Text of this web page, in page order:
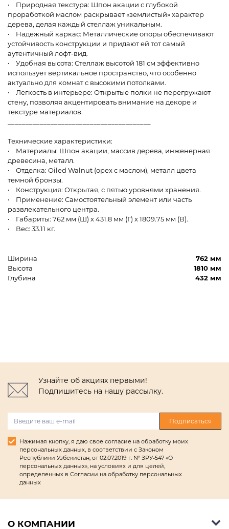
• Природная текстура: Шпон акации с глубокой
проработкой маслом раскрывает «землистый» характер
дерева, делая каждый стеллаж уникальным.
• Надежный каркас: Металлические опоры обеспечивают
устойчивость конструкции и придают ей тот самый
аутентичный лофт-вид.
• Удобная высота: Стеллаж высотой 181 см эффективно
использует вертикальное пространство, что особенно
актуально для комнат с высокими потолками.
• Легкость в интерьере: Открытые полки не перегружают
стену, позволяя акцентировать внимание на декоре и
текстуре материалов.
Технические характеристики:
• Материалы: Шпон акации, массив дерева, инженерная
древесина, металл.
• Отделка: Oiled Walnut (орех с маслом), металл цвета
темной бронзы.
• Конструкция: Открытая, с пятью уровнями хранения.
• Применение: Самостоятельный элемент или часть
развлекательного центра.
• Габариты: 762 мм (Ш) x 431.8 мм (Г) x 1809.75 мм (В).
• Вес: 33.11 кг.
Ширина
762 мм
Высота
1810 мм
Глубина
432 мм
Узнайте об акциях первыми!
Подпишитесь на нашу рассылку.
Подписаться
Нажимая кнопку, я даю свое согласие на обработку моих
персональных данных, в соответствии с Законом
Республики Узбекистан, от 02.07.2019 г. № ЗРУ-547 «О
персональных данных», на условиях и для целей,
определенных в Согласии на обработку персональных
данных
О КОМПАНИИ